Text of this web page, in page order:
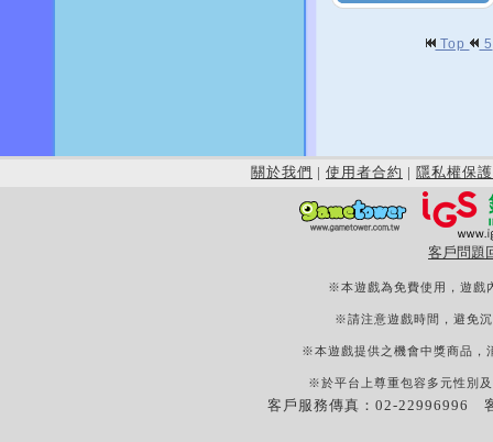
Top 5
關於我們 | 使用者合約 | 隱私權保護
客戶問題
※本遊戲為免費使用，遊戲
※請注意遊戲時間，避免
※本遊戲提供之機會中獎商品，
※於平台上尊重包容多元性別
客戶服務傳真：02-22996996